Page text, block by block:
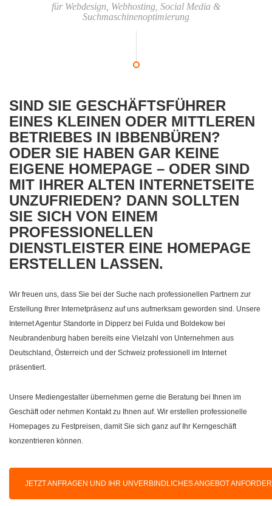
für Webdesign, Webhosting, Social Media &
Suchmaschinenoptimierung
SIND SIE GESCHÄFTSFÜHRER
EINES KLEINEN ODER MITTLEREN
BETRIEBES IN IBBENBÜREN?
ODER SIE HABEN GAR KEINE
EIGENE HOMEPAGE – ODER SIND
MIT IHRER ALTEN INTERNETSEITE
UNZUFRIEDEN? DANN SOLLTEN
SIE SICH VON EINEM
PROFESSIONELLEN
DIENSTLEISTER EINE HOMEPAGE
ERSTELLEN LASSEN.
Wir freuen uns, dass Sie bei der Suche nach professionellen Partnern zur
Erstellung Ihrer Internetpräsenz auf uns aufmerksam geworden sind. Unsere
Internet Agentur Standorte in Dipperz bei Fulda und Boldekow bei
Neubrandenburg haben bereits eine Vielzahl von Unternehmen aus
Deutschland, Österreich und der Schweiz professionell im Internet
präsentiert.
Unsere Mediengestalter übernehmen gerne die Beratung bei Ihnen im
Geschäft oder nehmen Kontakt zu Ihnen auf. Wir erstellen professionelle
Homepages zu Festpreisen, damit Sie sich ganz auf Ihr Kerngeschäft
konzentrieren können.
JETZT ANFRAGEN UND IHR UNVERBINDLICHES ANGEBOT